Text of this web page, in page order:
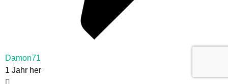
Damon71
1 Jahr her